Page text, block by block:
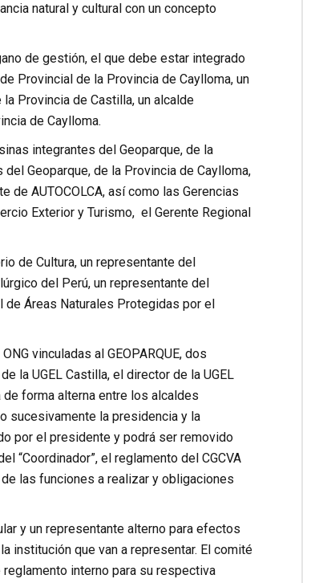
natural y cultural con un concepto
de gestión, el que debe estar integrado
Provincial de la Provincia de Caylloma, un
Provincia de Castilla, un alcalde
de Caylloma.
integrantes del Geoparque, de la
Geoparque, de la Provincia de Caylloma,
AUTOCOLCA, así como las Gerencias
Exterior y Turismo, el Gerente Regional
de Cultura, un representante del
del Perú, un representante del
de Áreas Naturales Protegidas por el
vinculadas al GEOPARQUE, dos
la UGEL Castilla, el director de la UGEL
forma alterna entre los alcaldes
sucesivamente la presidencia y la
por el presidente y podrá ser removido
“Coordinador”, el reglamento del CGCVA
las funciones a realizar y obligaciones
y un representante alterno para efectos
institución que van a representar. El comité
interno para su respectiva